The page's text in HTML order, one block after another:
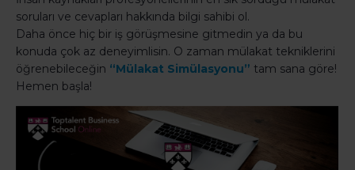
soruları ve cevapları hakkında bilgi sahibi ol.
Daha önce hiç bir iş görüşmesine gitmedin ya da bu
konuda çok az deneyimlisin. O zaman mülakat tekniklerini
öğrenebileceğin “Mülakat Simülasyonu” tam sana göre!
Hemen başla!